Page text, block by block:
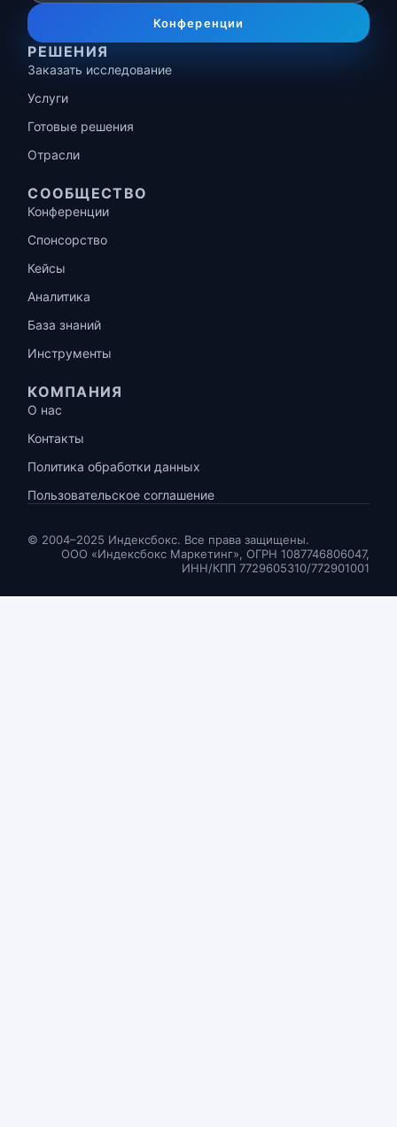
Конференции
РЕШЕНИЯ
Заказать исследование
Услуги
Готовые решения
Отрасли
СООБЩЕСТВО
Конференции
Спонсорство
Кейсы
Аналитика
База знаний
Инструменты
КОМПАНИЯ
О нас
Контакты
Политика обработки данных
Пользовательское соглашение
© 2004–2025 Индексбокс. Все права защищены.
ООО «Индексбокс Маркетинг», ОГРН 1087746806047,
ИНН/КПП 7729605310/772901001